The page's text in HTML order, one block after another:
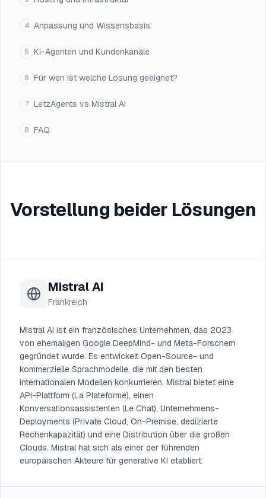
4 Anpassung und Wissensbasis
5 KI-Agenten und Kundenkanäle
6 Für wen ist welche Lösung geeignet?
7 LetzAgents vs Mistral AI
8 FAQ
Vorstellung beider Lösungen
Mistral AI
Frankreich
Mistral AI ist ein französisches Unternehmen, das 2023
von ehemaligen Google DeepMind- und Meta-Forschern
gegründet wurde. Es entwickelt Open-Source- und
kommerzielle Sprachmodelle, die mit den besten
internationalen Modellen konkurrieren. Mistral bietet eine
API-Plattform (La Plateforme), einen
Konversationsassistenten (Le Chat), Unternehmens-
Deployments (Private Cloud, On-Premise, dedizierte
Rechenkapazität) und eine Distribution über die großen
Clouds. Mistral hat sich als einer der führenden
europäischen Akteure für generative KI etabliert.